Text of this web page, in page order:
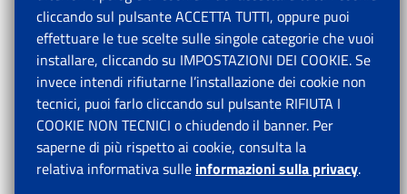
cliccando sul pulsante ACCETTA TUTTI, oppure puoi
effettuare le tue scelte sulle singole categorie che vuoi
installare, cliccando su IMPOSTAZIONI DEI COOKIE. Se
invece intendi rifiutarne l’installazione dei cookie non
tecnici, puoi farlo cliccando sul pulsante RIFIUTA I
COOKIE NON TECNICI o chiudendo il banner. Per
saperne di più rispetto ai cookie, consulta la
relativa informativa sulle informazioni sulla privacy.